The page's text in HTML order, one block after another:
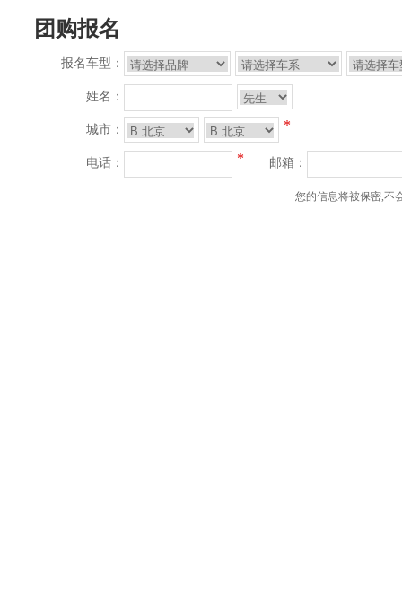
团购报名
报名车型：
姓名：
城市： *
电话： * 邮箱：
您的信息将被保密,不